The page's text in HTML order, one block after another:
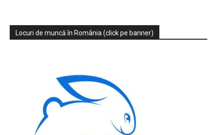
Locuri de muncă în România (click pe banner)